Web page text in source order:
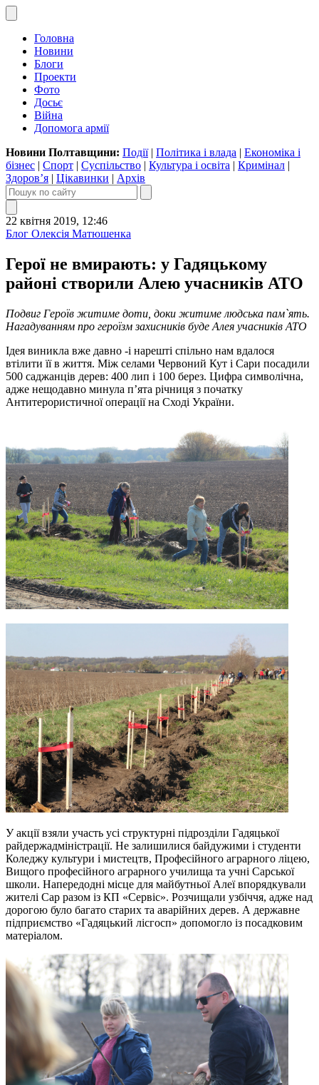
Головна
Новини
Блоги
Проекти
Фото
Досьє
Війна
Допомога армії
Новини Полтавщини: Події| Політика і влада | Економіка і
бізнес | Спорт | Суспільство | Культура і освіта | Кримінал |
Здоров’я | Цікавинки | Архів
22 квітня 2019, 12:46
Блог Олексія Матюшенка
Герої не вмирають: у Гадяцькому
районі створили Алею учасників АТО
Подвиг Героїв житиме доти, доки житиме людська пам`ять.
Нагадуванням про героїзм захисників буде Алея учасників АТО
Ідея виникла вже давно -і нарешті спільно нам вдалося
втілити її в життя. Між селами Червоний Кут і Сари посадили
500 саджанців дерев: 400 лип і 100 берез. Цифра символічна,
адже нещодавно минула п’ята річниця з початку
Антитерористичної операції на Сході України.
У акції взяли участь усі структурні підрозділи Гадяцької
райдержадміністрації. Не залишилися байдужими і студенти
Коледжу культури і мистецтв, Професійного аграрного ліцею,
Вищого професійного аграрного училища та учні Сарської
школи. Напередодні місце для майбутньої Алеївпорядкували
жителі Сар разом із КП «Сервіс». Розчищали узбіччя, адже над
дорогою було багато старих та аварійних дерев. А державне
підприємство «Гадяцький лісгосп» допомогло із посадковим
матеріалом.